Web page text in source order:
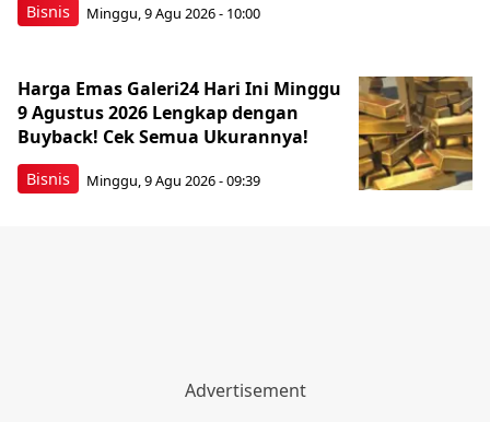
Bisnis Minggu, 9 Agu 2026 - 10:00
Bisnis
Harga Emas Galeri24 Hari Ini Minggu
9 Agustus 2026 Lengkap dengan
Buyback! Cek Semua Ukurannya!
Minggu, 9 Agu 2026 - 09:39